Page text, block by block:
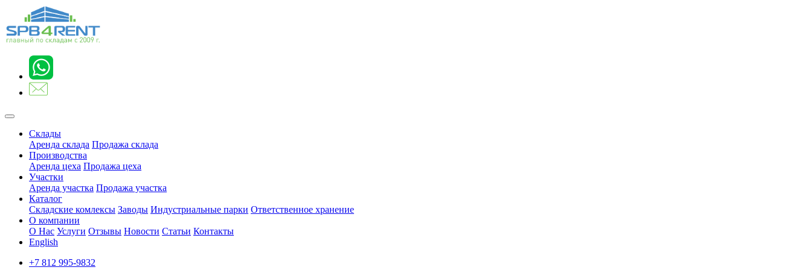
Склады
Аренда склада Продажа склада
Производства
Аренда цеха Продажа цеха
Участки
Аренда участка Продажа участка
Каталог
Складские комлексы Заводы Индустриальные парки Ответственное хранение
О компании
О Нас Услуги Отзывы Новости Статьи Контакты
English
+7 812 995-9832